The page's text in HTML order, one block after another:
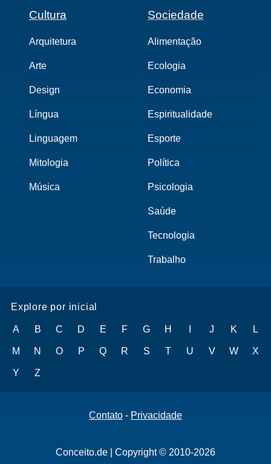
Cultura
Arquitetura
Arte
Design
Língua
Linguagem
Mitologia
Música
Sociedade
Alimentação
Ecologia
Economia
Espiritualidade
Esporte
Política
Psicologia
Saúde
Tecnologia
Trabalho
Explore por inicial
A B C D E F G H J K L
M N O P Q R S T U V W X
Y Z
Contato - Privacidade
Conceito.de | Copyright © 2010-2026